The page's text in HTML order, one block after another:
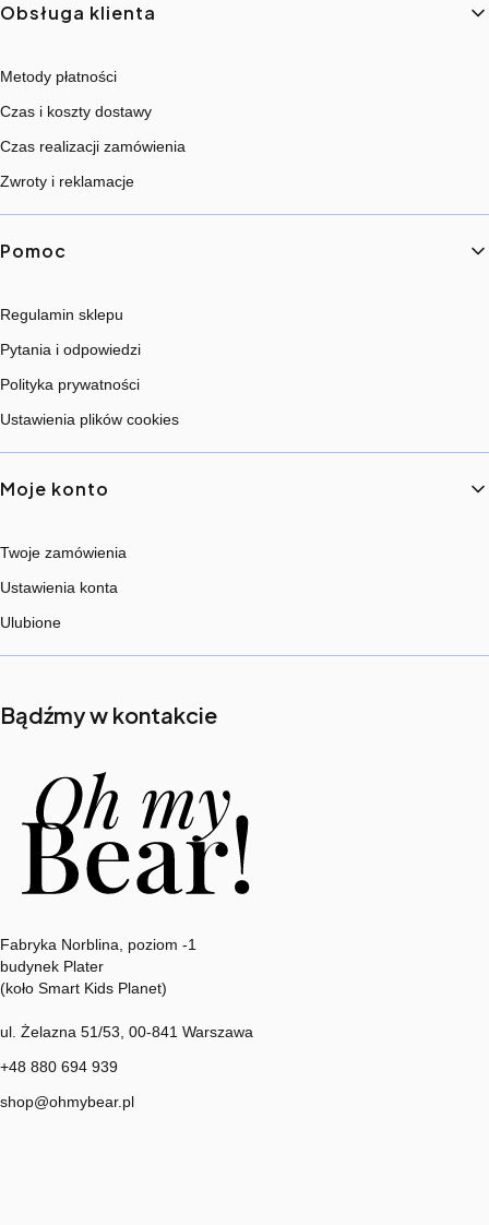
Obsługa klienta
Metody płatności
Czas i koszty dostawy
Czas realizacji zamówienia
Zwroty i reklamacje
Pomoc
Regulamin sklepu
Pytania i odpowiedzi
Polityka prywatności
Ustawienia plików cookies
Moje konto
Twoje zamówienia
Ustawienia konta
Ulubione
Bądźmy w kontakcie
Adres:
Fabryka Norblina, poziom -1
budynek Plater
(koło Smart Kids Planet)
ul. Żelazna 51/53, 00-841 Warszawa
+48 880 694 939
shop@ohmybear.pl